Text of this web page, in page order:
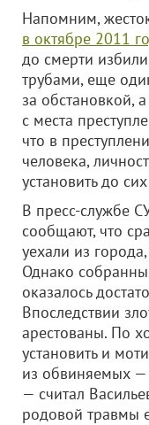
Напомним,
в октябре 2011
до смерти
трубами, еще
за обстановкой,
с места
что в
человека,
установить до
В пресс-службе
сообщают, что
уехали из
Однако
оказалось
Впоследствии
арестованы. По
установить и
из обвиняемых —
— считал
родовой травмы